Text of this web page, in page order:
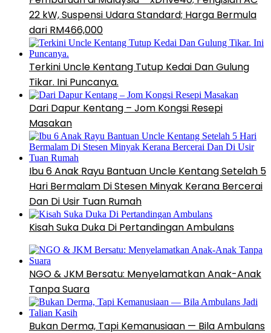
22 kW, Suspensi Udara Standard; Harga Bermula
dari RM466,000
Terkini Uncle Kentang Tutup Kedai Dan Gulung
Tikar. Ini Puncanya.
Dari Dapur Kentang – Jom Kongsi Resepi
Masakan
Ibu 6 Anak Rayu Bantuan Uncle Kentang Setelah 5
Hari Bermalam Di Stesen Minyak Kerana Bercerai
Dan Di Usir Tuan Rumah
Kisah Suka Duka Di Pertandingan Ambulans
NGO & JKM Bersatu: Menyelamatkan Anak-Anak
Tanpa Suara
Bukan Derma, Tapi Kemanusiaan — Bila Ambulans